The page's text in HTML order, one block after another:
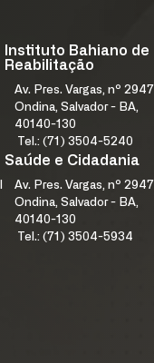
Instituto Bahiano de
Reabilitação
Av. Pres. Vargas, nº 2947
Ondina, Salvador - BA,
40140-130
Tel.: (71) 3504-5240
Saúde e Cidadania
Av. Pres. Vargas, nº 2947
Ondina, Salvador - BA,
40140-130
Tel.: (71) 3504-5934